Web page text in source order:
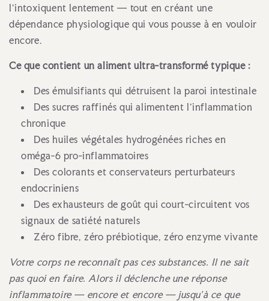
l'intoxiquent lentement — tout en créant une
dépendance physiologique qui vous pousse à en vouloir
encore.
Ce que contient un aliment ultra-transformé typique :
Des émulsifiants qui détruisent la paroi intestinale
Des sucres raffinés qui alimentent l'inflammation
chronique
Des huiles végétales hydrogénées riches en
oméga-6 pro-inflammatoires
Des colorants et conservateurs perturbateurs
endocriniens
Des exhausteurs de goût qui court-circuitent vos
signaux de satiété naturels
Zéro fibre, zéro prébiotique, zéro enzyme vivante
Votre corps ne reconnaît pas ces substances. Il ne sait
pas quoi en faire. Alors il déclenche une réponse
inflammatoire — encore et encore — jusqu'à ce que